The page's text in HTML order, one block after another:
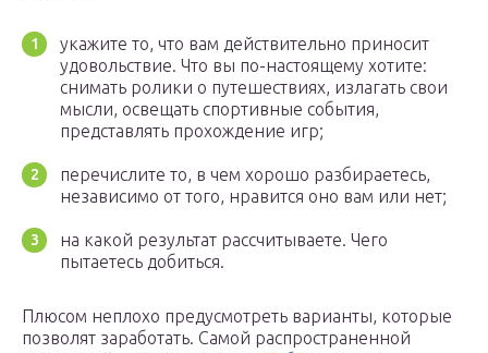
укажите то, что вам действительно приносит
удовольствие. Что вы по-настоящему хотите:
снимать ролики о путешествиях, излагать свои
мысли, освещать спортивные события,
представлять прохождение игр;
перечислите то, в чем хорошо разбираетесь,
независимо от того, нравится оно вам или нет;
на какой результат рассчитываете. Чего
пытаетесь добиться.
Плюсом неплохо предусмотреть варианты, которые
позволят заработать. Самой распространенной